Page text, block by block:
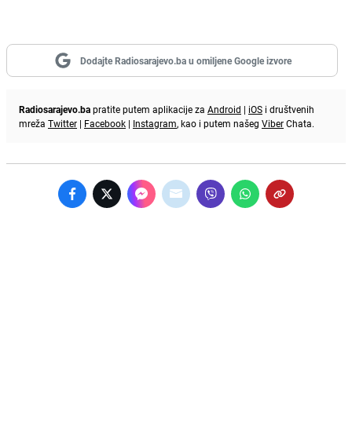
Dodajte Radiosarajevo.ba u omiljene Google izvore
Radiosarajevo.bapratite putem aplikacije za Android | iOS i društvenih
mreža Twitter | Facebook | Instagram, kao i putem našeg ViberChata.